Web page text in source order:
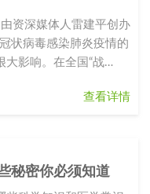
资深媒体人雷建平创办
状病毒感染肺炎疫情的
大影响。在全国“战
查看详情
秘密你必须知道